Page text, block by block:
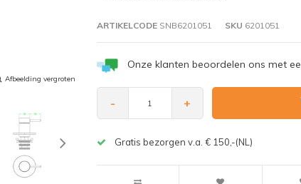
Afbeelding vergroten
ARTIKELCODESNB6201051 SKU 6201051
Onze klanten beoordelen ons met
- +
Gratis bezorgen v.a. € 150,-(NL)